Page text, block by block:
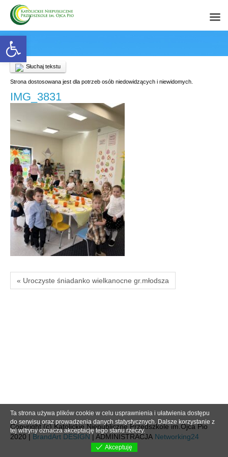
Open toolbar
Słuchaj tekstu
Strona dostosowana jest dla potrzeb osób niedowidzących i niewidomych.
IMG_3831
« Uroczyste śniadanko wielkanocne gr.młodsza
Copyright (c) Katolickie Niepubliczne Przedszkole im.Ojca Pio
2020 | BrandArt DESIGN | ADMINISTRACJA Networking24
Ta strona używa plików cookie w celu usprawnienia i ułatwienia dostępu
do serwisu oraz prowadzenia danych statystycznych. Dalsze korzystanie z
tej witryny oznacza akceptację tego stanu rzeczy.
Akceptuję